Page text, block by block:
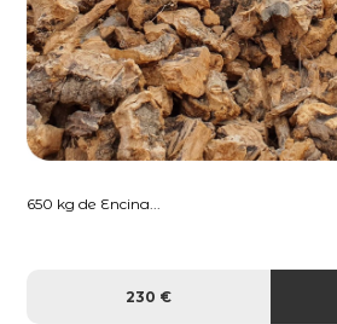
650 kg de Encina...
230 €